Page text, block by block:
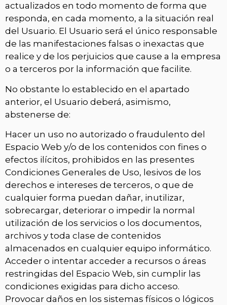
actualizados en todo momento de forma que
responda, en cada momento, a la situación real
del Usuario. El Usuario será el único responsable
de las manifestaciones falsas o inexactas que
realice y de los perjuicios que cause a la empresa
o a terceros por la información que facilite.
No obstante lo establecido en el apartado
anterior, el Usuario deberá, asimismo,
abstenerse de:
Hacer un uso no autorizado o fraudulento del
Espacio Web y/o de los contenidos con fines o
efectos ilícitos, prohibidos en las presentes
Condiciones Generales de Uso, lesivos de los
derechos e intereses de terceros, o que de
cualquier forma puedan dañar, inutilizar,
sobrecargar, deteriorar o impedir la normal
utilización de los servicios o los documentos,
archivos y toda clase de contenidos
almacenados en cualquier equipo informático.
Acceder o intentar acceder a recursos o áreas
restringidas del Espacio Web, sin cumplir las
condiciones exigidas para dicho acceso.
Provocar daños en los sistemas físicos o lógicos